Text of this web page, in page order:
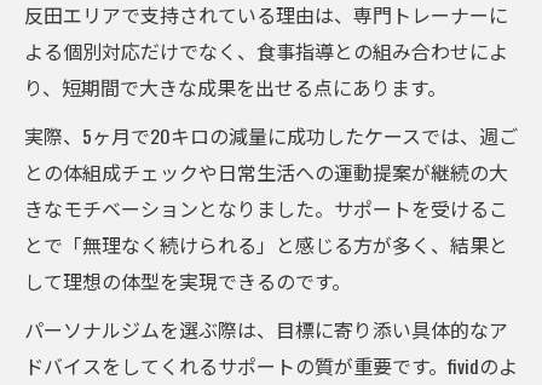
反田エリアで支持されている理由は、専門トレーナーに
よる個別対応だけでなく、食事指導との組み合わせによ
り、短期間で大きな成果を出せる点にあります。
実際、5ヶ月で20キロの減量に成功したケースでは、週ご
との体組成チェックや日常生活への運動提案が継続の大
きなモチベーションとなりました。サポートを受けるこ
とで「無理なく続けられる」と感じる方が多く、結果と
して理想の体型を実現できるのです。
パーソナルジムを選ぶ際は、目標に寄り添い具体的なア
ドバイスをしてくれるサポートの質が重要です。fividのよ